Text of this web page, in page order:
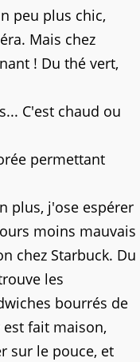
peu plus chic,
Mais chez
! Du thé vert,
C'est chaud ou
permettant
plus, j'ose espérer
moins mauvais
chez Starbuck. Du
les
bourrés de
fait maison,
sur le pouce, et